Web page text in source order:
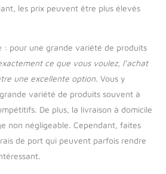
les prix peuvent être plus élevés
: pour une grande variété de produits
ce que vous voulez, l’achat
une excellente option. Vous y
variété de produits souvent à
De plus, la livraison à domicile
non négligeable. Cependant, faites
de port qui peuvent parfois rendre